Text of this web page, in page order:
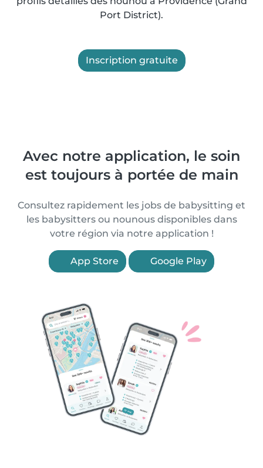
Port District).
Inscription gratuite
Avec notre application, le soin
est toujours à portée de main
Consultez rapidement les jobs de babysitting et
les babysitters ou nounous disponibles dans
votre région via notre application !
App Store Google Play